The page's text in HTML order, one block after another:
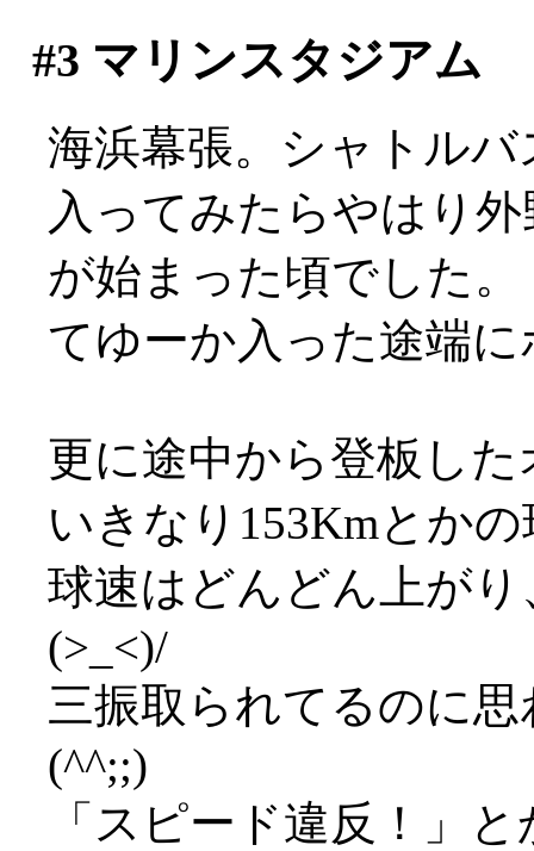
#3 マリンスタジアム
海浜幕張。シャトル
入ってみたらやはり
が始まった頃でした。
てゆーか入った途端
更に途中から登板し
いきなり153Kmとか
球速はどんどん上が
(>_<)/
三振取られてるのに
(^^;;)
「スピード違反！」